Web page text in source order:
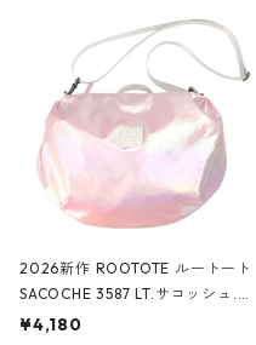
2026新作 ROOTOTE ルートート
SACOCHE 3587 LT.サコッシュ.ル
ミエ-B ショルダーバッグ グロスピ
¥4,180